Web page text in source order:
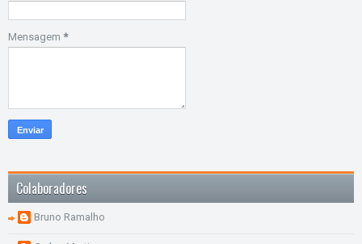
Mensagem *
Colaboradores
Bruno Ramalho